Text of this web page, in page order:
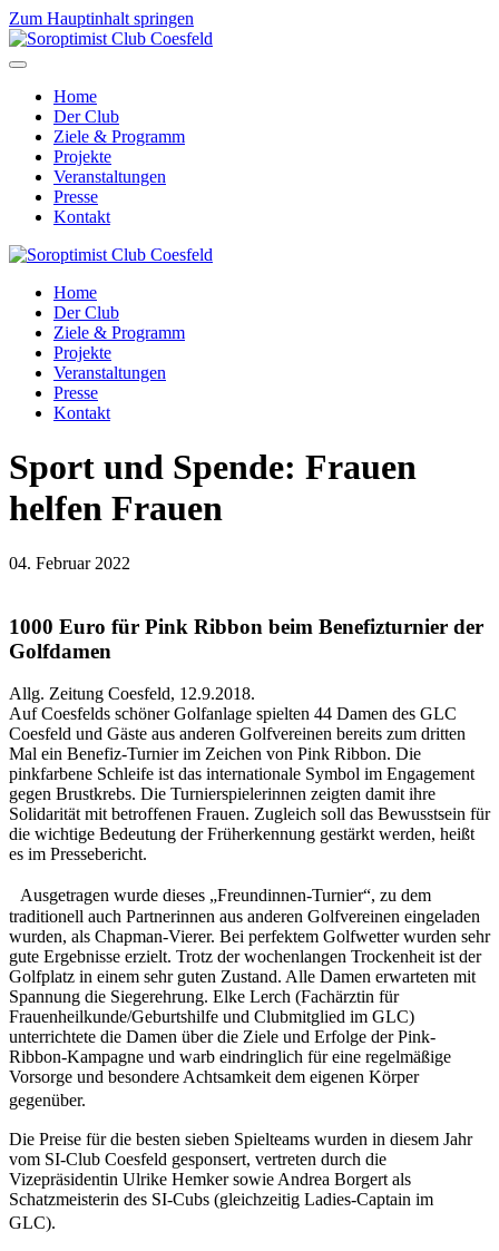
Zum Hauptinhalt springen
Home
Der Club
Ziele & Programm
Projekte
Veranstaltungen
Presse
Kontakt
Home
Der Club
Ziele & Programm
Projekte
Veranstaltungen
Presse
Kontakt
Sport und Spende: Frauen
helfen Frauen
04. Februar 2022
1000 Euro für Pink Ribbon beim Benefizturnier der
Golfdamen
Allg. Zeitung Coesfeld, 12.9.2018.
Auf Coesfelds schöner Golfanlage spielten 44 Damen des GLC
Coesfeld und Gäste aus anderen Golfvereinen bereits zum dritten
Mal ein Benefiz-Turnier im Zeichen von Pink Ribbon. Die
pinkfarbene Schleife ist das internationale Symbol im Engagement
gegen Brustkrebs. Die Turnierspielerinnen zeigten damit ihre
Solidarität mit betroffenen Frauen. Zugleich soll das Bewusstsein für
die wichtige Bedeutung der Früherkennung gestärkt werden, heißt
es im Pressebericht.
Ausgetragen wurde dieses „Freundinnen-Turnier“, zu dem
traditionell auch Partnerinnen aus anderen Golfvereinen eingeladen
wurden, als Chapman-Vierer. Bei perfektem Golfwetter wurden sehr
gute Ergebnisse erzielt. Trotz der wochenlangen Trockenheit ist der
Golfplatz in einem sehr guten Zustand. Alle Damen erwarteten mit
Spannung die Siegerehrung. Elke Lerch (Fachärztin für
Frauenheilkunde/Geburtshilfe und Clubmitglied im GLC)
unterrichtete die Damen über die Ziele und Erfolge der Pink-
Ribbon-Kampagne und warb eindringlich für eine regelmäßige
Vorsorge und besondere Achtsamkeit dem eigenen Körper
gegenüber.
Die Preise für die besten sieben Spielteams wurden in diesem Jahr
vom SI-Club Coesfeld gesponsert, vertreten durch die
Vizepräsidentin Ulrike Hemker sowie Andrea Borgert als
Schatzmeisterin des SI-Cubs (gleichzeitig Ladies-Captain im
GLC).